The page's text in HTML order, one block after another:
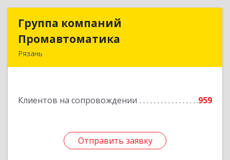
Группа компаний
Промавтоматика
Рязань
Клиентов на сопровождении 959
Отправить заявку
Группа компаний
Промавтоматика
Подробнее
Отправить заявку